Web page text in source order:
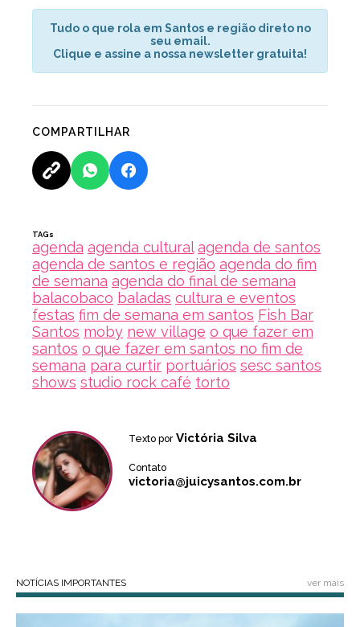
Tudo o que rola em Santos e região direto no
seu email.
Clique e assine a nossa newsletter gratuita!
COMPARTILHAR
TAGs
agenda agenda cultural agenda de santos
agenda de santos e região agenda do fim
de semana agenda do final de semana
balacobaco baladas cultura e eventos
festas fim de semana em santos Fish Bar
Santos moby new village o que fazer em
santos o que fazer em santos no fim de
semana para curtir portuários sesc santos
shows studio rock café torto
Texto por Victória Silva
Contato
victoria@juicysantos.com.br
NOTÍCIAS IMPORTANTES ver mais